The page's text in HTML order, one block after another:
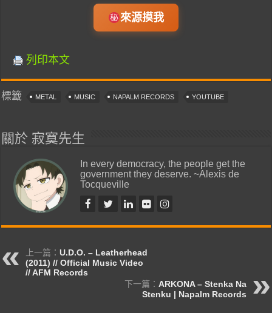
來源摸我
列印本文
標籤 METAL MUSIC NAPALM RECORDS YOUTUBE
關於 寂寞先生
In every democracy, the people get the
government they deserve. ~Alexis de
Tocqueville
上一篇：U.D.O. – Leatherhead
(2011) // Official Music Video
// AFM Records
下一篇： ARKONA – Stenka Na
Stenku | Napalm Records